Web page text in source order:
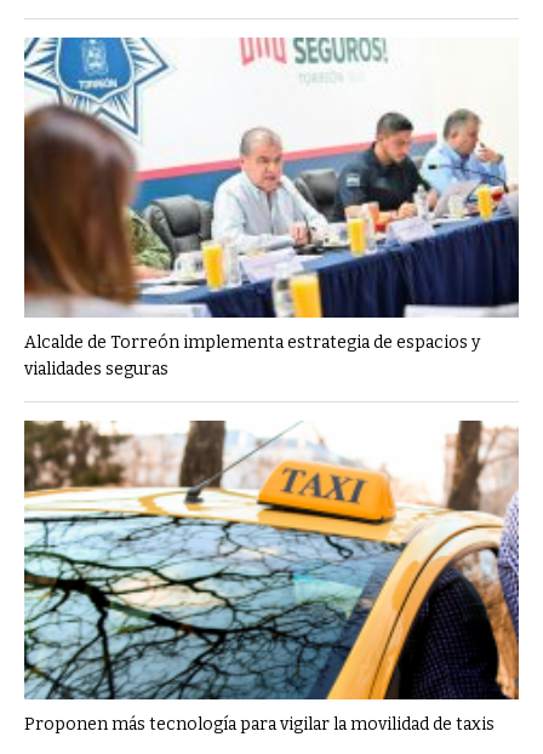
Alcalde de Torreón implementa estrategia de espacios y
vialidades seguras
Proponen más tecnología para vigilar la movilidad de taxis